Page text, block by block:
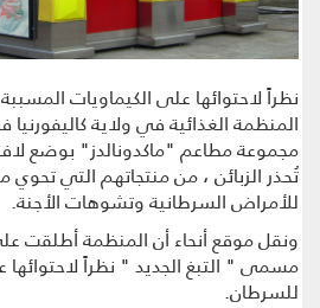
نظراً لاحتوائها على الكيماويات
المنظمة الغذائية في ولاية كاليفورنيا
مجموعة مطاعم "ماكدونالدز" بوضع
تُحذر الزبائن ، من منتجاتهم التي تحوي
للأمراض السرطانية وتشوهات الأجنة.
ونقل موقع أنحاء أن المنظمة أطلقت
مسمى " التبغ الجديد " نظراً لاحتوائها
للسرطان.